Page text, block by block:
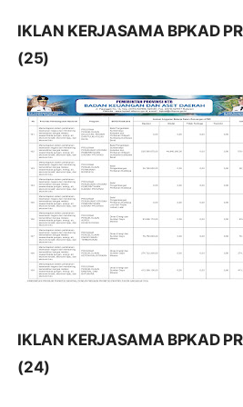
IKLAN KERJASAMA BPKAD
(25)
IKLAN KERJASAMA BPKAD
(24)